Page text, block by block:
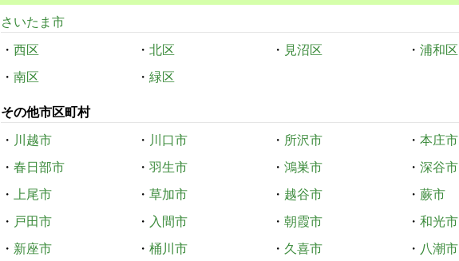
さいたま市
・ 西区 ・ 北区 ・ 見沼区 ・ 浦和区
・ 南区 ・ 緑区
その他市区町村
・ 川越市 ・ 川口市 ・ 所沢市 ・ 本庄市
・ 春日部市 ・ 羽生市 ・ 鴻巣市 ・ 深谷市
・
上尾市 ・ 草加市 ・ 越谷市 ・ 蕨市
・ 戸田市 ・ 入間市 ・ 朝霞市 ・ 和光市
・ 新座市 ・ 桶川市 ・ 久喜市 ・ 八潮市